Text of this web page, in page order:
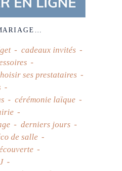
cadeaux invités
ses prestataires
cérémonie laïque
derniers jours
de salle